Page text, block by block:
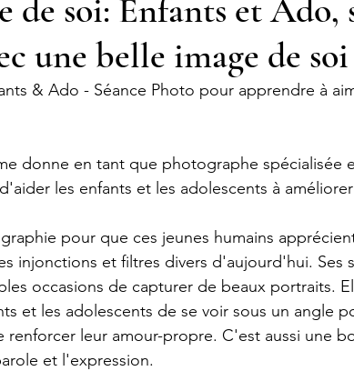
de soi: Enfants et Ado,
une belle image de soi
& Ado - Séance Photo pour apprendre à
donne en tant que photographe spécialisée
les enfants et les adolescents à
pour que ces jeunes humains
injonctions et filtres divers d'aujourd'hui. Ses
occasions de capturer de beaux portraits.
et les adolescents de se voir sous un angle
leur amour-propre. C'est aussi une
et l'expression.